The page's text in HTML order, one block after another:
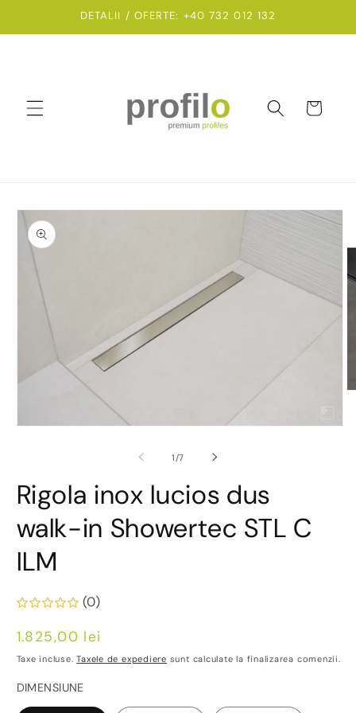
DETALII / OFERTE: +40 732 012 132
Coș
informațiile
despre
produs
o
fereastră
1 /din
7
Rigola inox lucios dus
walk-in Showertec STL C
ILM
(0)
Preț
obișnuit
1.825,00 lei
Taxe incluse.Taxele de expediere sunt calculate la finalizarea comenzii.
DIMENSIUNE